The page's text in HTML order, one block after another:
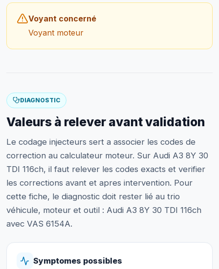
Voyant concerné
Voyant moteur
DIAGNOSTIC
Valeurs à relever avant validation
Le codage injecteurs sert a associer les codes de
correction au calculateur moteur. Sur Audi A3 8Y 30
TDI 116ch, il faut relever les codes exacts et verifier
les corrections avant et apres intervention. Pour
cette fiche, le diagnostic doit rester lié au trio
véhicule, moteur et outil : Audi A3 8Y 30 TDI 116ch
avec VAS 6154A.
Symptomes possibles